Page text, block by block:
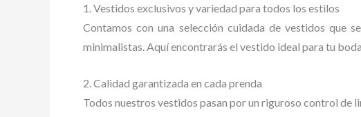
1. Vestidos exclusivos y variedad para todos los estilos
Contamos con una selección cuidada de vestidos que
minimalistas. Aquí encontrarás el vestido ideal para tu
2. Calidad garantizada en cada prenda
Todos nuestros vestidos pasan por un riguroso control de